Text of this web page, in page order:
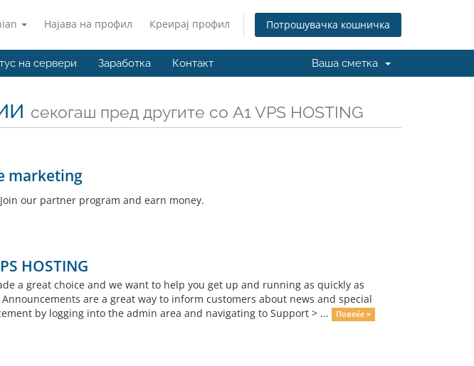
Најава на профил Креирај профил Потрошувачка кошничка
на сервери Заработка Контакт Ваша сметка
секогаш пред другите со A1 VPS HOSTING
marketing
our partner program and earn money.
HOSTING
a great choice and we want to help you get up and running as quickly as
are a great way to inform customers about news and special
by logging into the admin area and navigating to Support > ...
Повеќе »